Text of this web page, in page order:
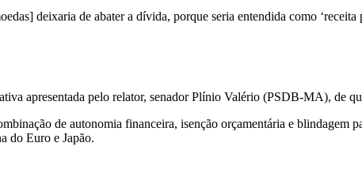
deixaria de abater a dívida, porque seria entendida como
apresentada pelo relator, senador Plínio Valério (PSDB-MA), de
de autonomia financeira, isenção orçamentária e blindagem
do Euro e Japão.